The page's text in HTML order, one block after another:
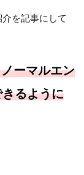
を記事にして
ーマルエン
るように